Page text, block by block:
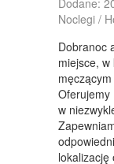
Dodane:
Noclegi /
Dobranoc
miejsce,
Oferujemy
w
lokalizację